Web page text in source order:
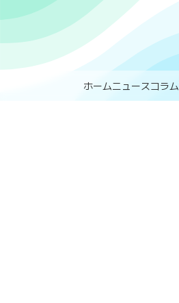
ホームニュースコラム